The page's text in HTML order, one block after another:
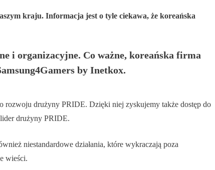
kraju. Informacja jest o tyle ciekawa, że koreańska
i organizacyjne. Co ważne, koreańska firma
by Inetkox.
rozwoju drużyny PRIDE. Dzięki niej zyskujemy także dostęp do
drużyny PRIDE.
niestandardowe działania, które wykraczają poza
wieści.